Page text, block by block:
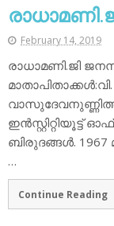
February 14, 2019
രാധാമണി.ജി
ഇന്‍സ്റ്റിറ്റിയൂട്ട്
ബിരുദങ്ങള്‍.
…
Continue Reading